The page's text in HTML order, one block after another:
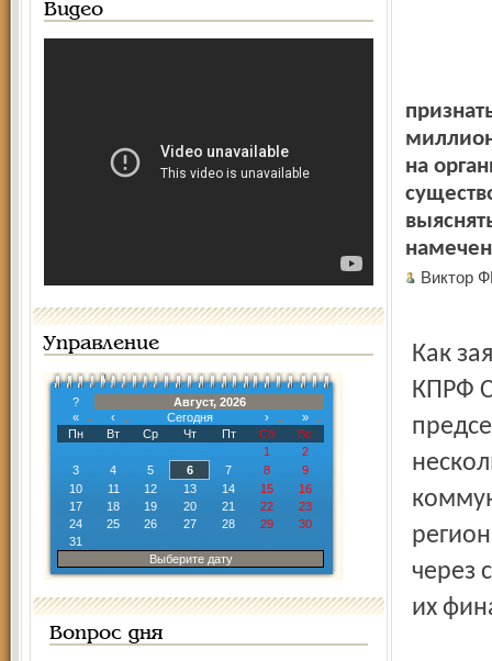
Видео
Управление
?
Август, 2026
«
‹ Сегодня ›
»
Пн
Вт Ср Чт Пт Сб
Вс
1
2
3
4 5 6 7 8
9
10
11 12 13 14 15
16
17
18 19 20 21 22
23
24
25 26 27 28 29
30
31
Выберите дату
Вопрос дня
на
Виктор
Как
КПРФ
через
их